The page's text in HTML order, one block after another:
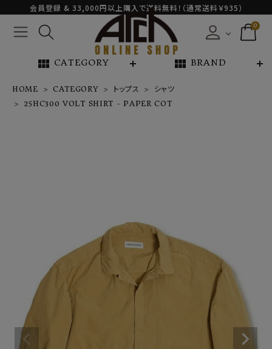
会員登録 & 33,000円以上購入で送料無料！（通常送料￥935）
0
view_module CATEGORY view_module BRAND
ARCH EXCLUSIVE
BRAND
CATEGORY
HOME CATEGORY トップス
シャツ
25HC300 VOLT SHIRT - PAPER COT